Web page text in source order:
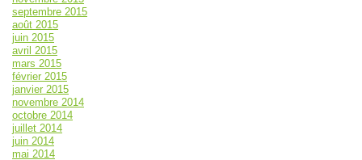
septembre 2015
août 2015
juin 2015
avril 2015
mars 2015
février 2015
janvier 2015
novembre 2014
octobre 2014
juillet 2014
juin 2014
mai 2014